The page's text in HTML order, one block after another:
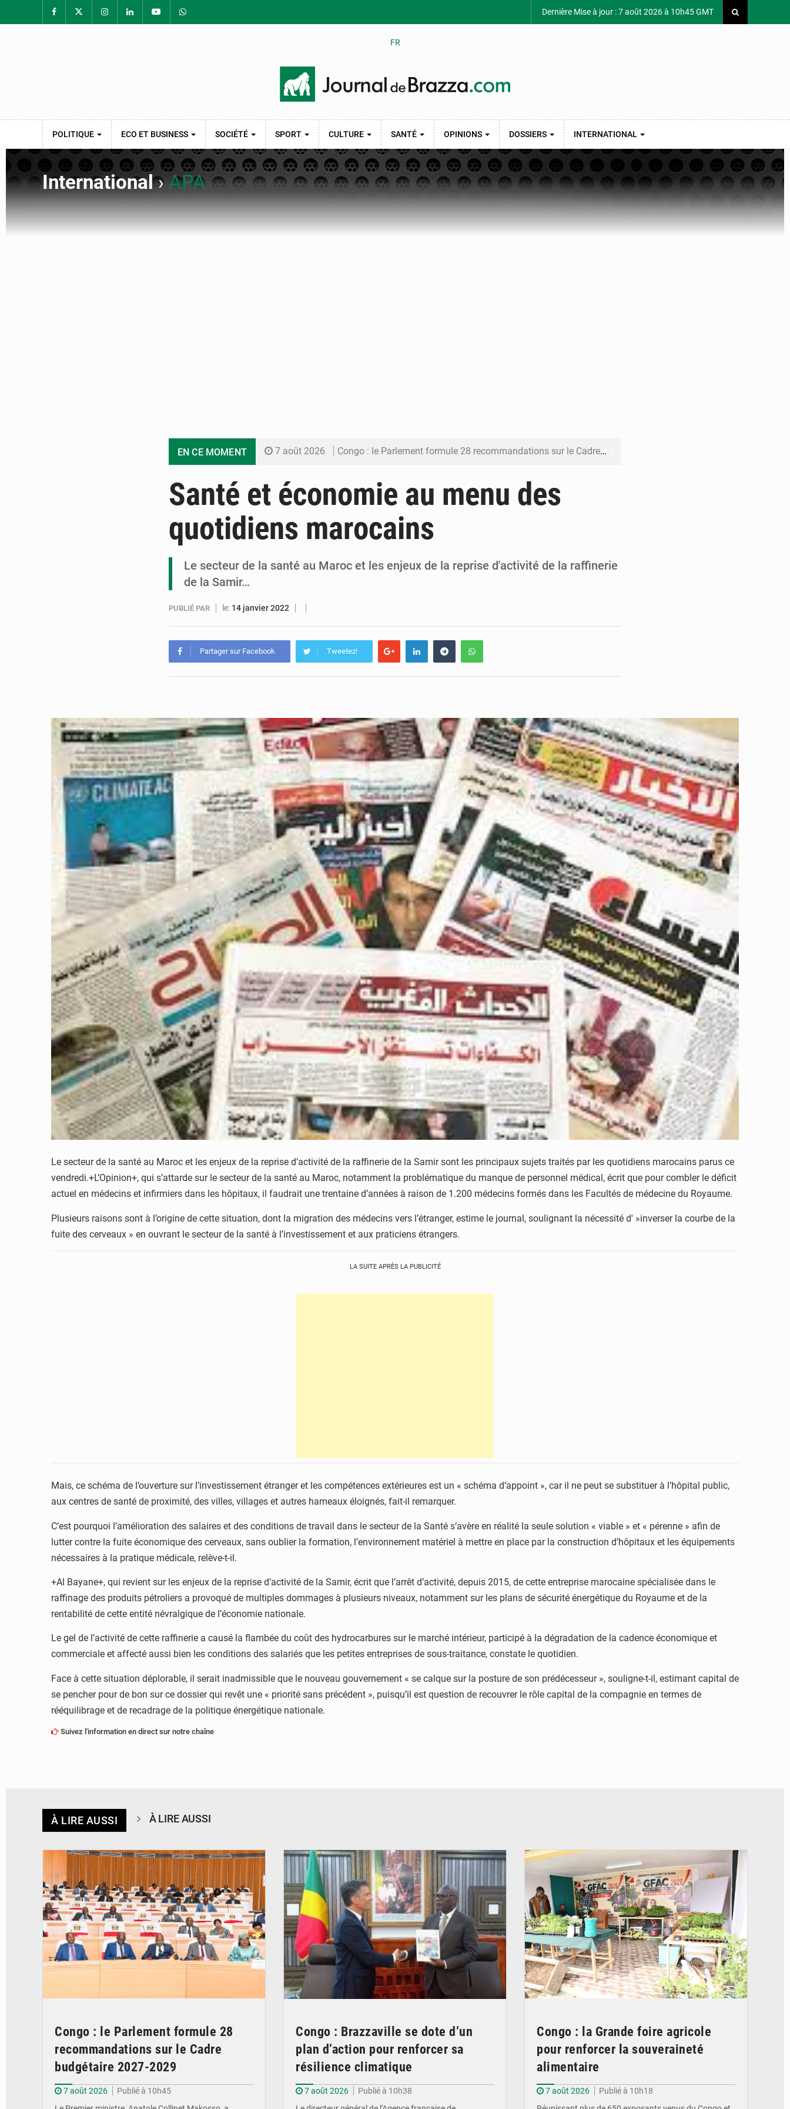
Dernière Mise à jour : 7 août 2026 à 10h45 GMT
FR
POLITIQUE ECO ET BUSINESS SOCIÉTÉ SPORT CULTURE SANTÉ OPINIONS DOSSIERS INTERNATIONAL
International›APA
EN CE MOMENT 7 août 2026 Congo : le Parlement formule 28 recommandations sur le Cadre budgétaire 2027-2029
7 août 2026 Congo : la Grande foire agricole pour renforcer la souveraineté alimentaire
7 août 2026 Congo-RDC : Brazzaville et Kinshasa renforcent leur coopération en faveur de la jeunesse
Santé et économie au menu des
quotidiens marocains
Le secteur de la santé au Maroc et les enjeux de la reprise d'activité de la raffinerie
de la Samir…
PUBLIÉ PAR le: 14 janvier 2022
Partager sur Facebook Tweetez!
Le secteur de la santé au Maroc et les enjeux de la reprise d’activité de la raffinerie de la Samir sont les principaux sujets traités par les quotidiens marocains parus ce
vendredi.+L’Opinion+, qui s’attarde sur le secteur de la santé au Maroc, notamment la problématique du manque de personnel médical, écrit que pour combler le déficit
actuel en médecins et infirmiers dans les hôpitaux, il faudrait une trentaine d’années à raison de 1.200 médecins formés dans les Facultés de médecine du Royaume.
Plusieurs raisons sont à l’origine de cette situation, dont la migration des médecins vers l’étranger, estime le journal, soulignant la nécessité d' »inverser la courbe de la
fuite des cerveaux » en ouvrant le secteur de la santé à l’investissement et aux praticiens étrangers.
LA SUITE APRÈS LA PUBLICITÉ
Mais, ce schéma de l’ouverture sur l’investissement étranger et les compétences extérieures est un « schéma d’appoint », car il ne peut se substituer à l’hôpital public,
aux centres de santé de proximité, des villes, villages et autres hameaux éloignés, fait-il remarquer.
C’est pourquoi l’amélioration des salaires et des conditions de travail dans le secteur de la Santé s’avère en réalité la seule solution « viable » et « pérenne » afin de
lutter contre la fuite économique des cerveaux, sans oublier la formation, l’environnement matériel à mettre en place par la construction d’hôpitaux et les équipements
nécessaires à la pratique médicale, relève-t-il.
+Al Bayane+, qui revient sur les enjeux de la reprise d’activité de la Samir, écrit que l’arrêt d’activité, depuis 2015, de cette entreprise marocaine spécialisée dans le
raffinage des produits pétroliers a provoqué de multiples dommages à plusieurs niveaux, notamment sur les plans de sécurité énergétique du Royaume et de la
rentabilité de cette entité névralgique de l’économie nationale.
Le gel de l’activité de cette raffinerie a causé la flambée du coût des hydrocarbures sur le marché intérieur, participé à la dégradation de la cadence économique et
commerciale et affecté aussi bien les conditions des salariés que les petites entreprises de sous-traitance, constate le quotidien.
Face à cette situation déplorable, il serait inadmissible que le nouveau gouvernement « se calque sur la posture de son prédécesseur », souligne-t-il, estimant capital de
se pencher pour de bon sur ce dossier qui revêt une « priorité sans précédent », puisqu’il est question de recouvrer le rôle capital de la compagnie en termes de
rééquilibrage et de recadrage de la politique énergétique nationale.
Suivez l'information en direct sur notre chaîne
À LIRE AUSSI À LIRE AUSSI
Congo : le Parlement formule 28
recommandations sur le Cadre
budgétaire 2027-2029
7 août 2026
Publié à 10h45
Congo : Brazzaville se dote d’un
plan d’action pour renforcer sa
résilience climatique
7 août 2026
Publié à 10h38
Congo : la Grande foire agricole
pour renforcer la souveraineté
alimentaire
7 août 2026
Publié à 10h18